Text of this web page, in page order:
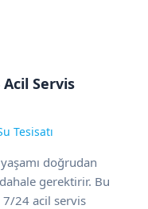
Acil Servis
Tesisatı
doğrudan
gerektirir. Bu
7/24 acil servis